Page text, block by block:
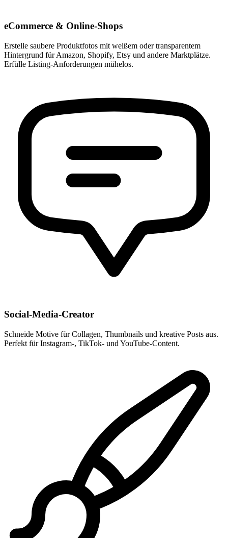
eCommerce & Online-Shops
Erstelle saubere Produktfotos mit weißem oder transparentem
Hintergrund für Amazon, Shopify, Etsy und andere Marktplätze.
Erfülle Listing-Anforderungen mühelos.
Social-Media-Creator
Schneide Motive für Collagen, Thumbnails und kreative Posts aus.
Perfekt für Instagram-, TikTok- und YouTube-Content.